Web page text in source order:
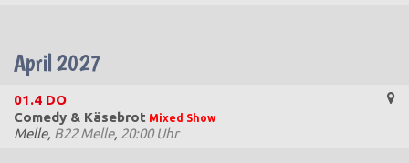
April 2027
01.4 DO
Comedy & Käsebrot Mixed Show
Melle, B22 Melle, 20:00 Uhr